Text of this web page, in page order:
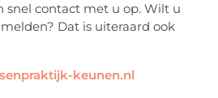
snel contact met u op. Wilt u
Dat is uiteraard ook
keunen.nl